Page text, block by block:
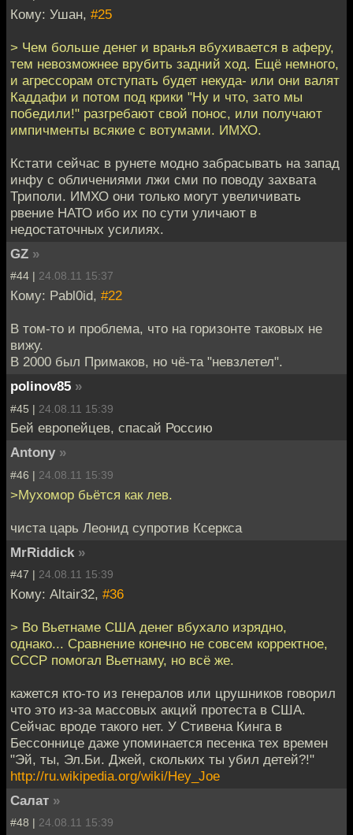
Кому: Ушан, #25
> Чем больше денег и вранья вбухивается в аферу,
тем невозможнее врубить задний ход. Ещё немного,
и агрессорам отступать будет некуда- или они валят
Каддафи и потом под крики "Ну и что, зато мы
победили!" разгребают свой понос, или получают
импичменты всякие с вотумами. ИМХО.
Кстати сейчас в рунете модно забрасывать на запад
инфу с обличениями лжи сми по поводу захвата
Триполи. ИМХО они только могут увеличивать
рвение НАТО ибо их по сути уличают в
недостаточных усилиях.
GZ »
#44 | 24.08.11 15:37
Кому: Pabl0id, #22
В том-то и проблема, что на горизонте таковых не
вижу.
В 2000 был Примаков, но чё-та "невзлетел".
polinov85 »
#45 | 24.08.11 15:39
Бей европейцев, спасай Россию
Antony »
#46 | 24.08.11 15:39
>Мухомор бьётся как лев.
чиста царь Леонид супротив Ксеркса
MrRiddick »
#47 | 24.08.11 15:39
Кому: Altair32, #36
> Во Вьетнаме США денег вбухало изрядно,
однако... Сравнение конечно не совсем корректное,
СССР помогал Вьетнаму, но всё же.
кажется кто-то из генералов или црушников говорил
что это из-за массовых акций протеста в США.
Сейчас вроде такого нет. У Стивена Кинга в
Бессоннице даже упоминается песенка тех времен
"Эй, ты, Эл.Би. Джей, скольких ты убил детей?!"
http://ru.wikipedia.org/wiki/Hey_Joe
Салат »
#48 | 24.08.11 15:39